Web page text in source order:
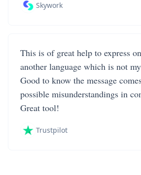
Skywork
This is of great help to express
another language which is not
Good to know the message
possible misunderstandings in
Great tool!
Trustpilot